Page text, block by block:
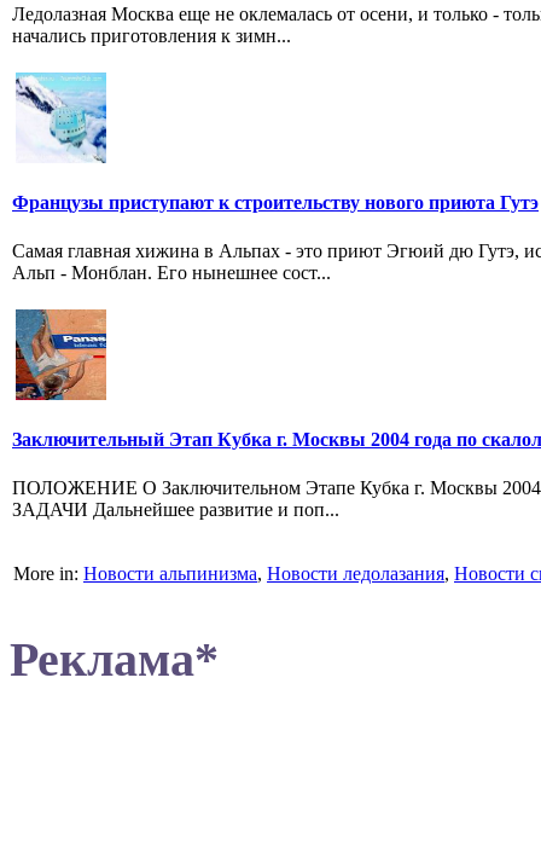
Ледолазная Москва еще не оклемалась от осени, и только -
начались приготовления к зимн...
Французы приступают к строительству нового приюта Гутэ
Самая главная хижина в Альпах - это приют Эгюий дю Гутэ,
Альп - Монблан. Его нынешнее сост...
Заключительный Этап Кубка г. Москвы 2004 года по скалол
ПОЛОЖЕНИЕ О Заключительном Этапе Кубка г. Москвы 2004
ЗАДАЧИ Дальнейшее развитие и поп...
More in: Новости альпинизма, Новости ледолазания, Новости
Реклама*